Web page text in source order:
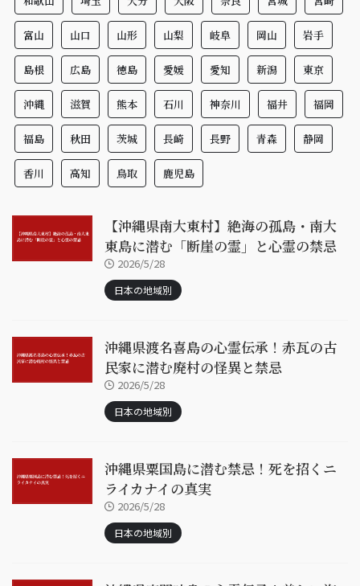
富山 山口 山形 山梨 岐阜 岡山 岩手
島根 広島 徳島 愛媛 愛知 新潟 東京
沖縄 滋賀 熊本 石川 神奈川 福井 福岡
福島 秋田 茨城 長崎 長野 青森 静岡
香川 高知 鳥取 鹿児島
【沖縄県南大東村】絶海の孤島・南大
東島に潜む「断崖の霊」と心霊の禁忌
2026/5/28
日本の地域別
沖縄県渡名喜島の心霊伝承！赤瓦の古
民家に潜む廃村の怪異と禁忌
2026/5/28
日本の地域別
沖縄県粟国島に潜む禁忌！死を招くニ
ライカナイの真実
2026/5/28
日本の地域別